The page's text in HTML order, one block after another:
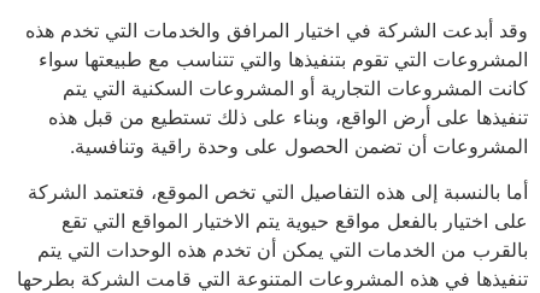
وقد أبدعت الشركة في اختيار المرافق والخدمات التي تخدم هذه
المشروعات التي تقوم بتنفيذها والتي تتناسب مع طبيعتها سواء
كانت المشروعات التجارية أو المشروعات السكنية التي يتم
تنفيذها على أرض الواقع، وبناء على ذلك تستطيع من قبل هذه
المشروعات أن تضمن الحصول على وحدة راقية وتنافسية.
أما بالنسبة إلى هذه التفاصيل التي تخص الموقع، فتعتمد الشركة
على اختيار بالفعل مواقع حيوية يتم الاختيار المواقع التي تقع
بالقرب من الخدمات التي يمكن أن تخدم هذه الوحدات التي يتم
تنفيذها في هذه المشروعات المتنوعة التي قامت الشركة بطرحها